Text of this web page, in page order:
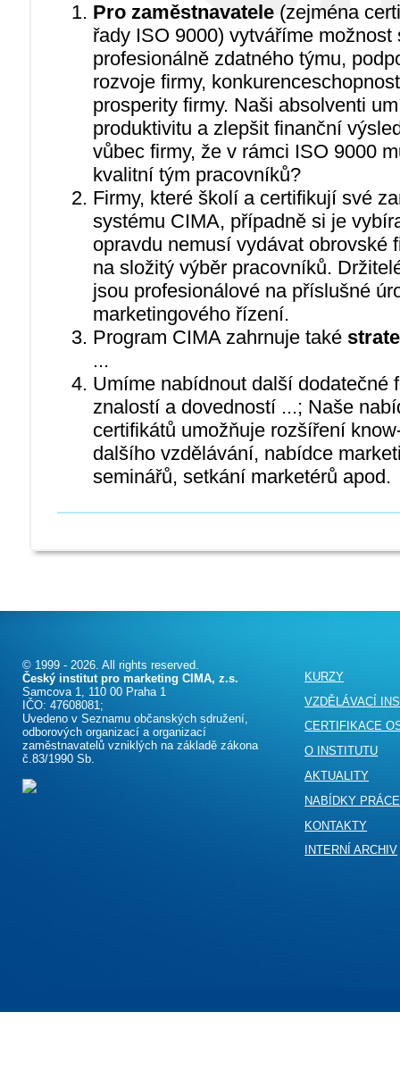
Pro zaměstnavatele(zejména
řady ISO 9000) vytváříme možnost
profesionálně zdatného týmu,
rozvoje firmy,
prosperity firmy. Naši absolventi
produktivitu a zlepšit finanční
vůbec firmy, že v rámci ISO 9000
kvalitní tým pracovníků?
Firmy, které školí a certifikují své
systému CIMA, případně si je
opravdu nemusí vydávat obrovské
na složitý výběr pracovníků.
jsou profesionálové na příslušné
marketingového řízení.
Program CIMA zahrnuje také
...
Umíme nabídnout další dodatečné
znalostí a dovedností ...; Naše
certifikátů umožňuje rozšíření
dalšího vzdělávání, nabídce
seminářů, setkání marketérů apod.
© 1999 - 2026. All rights reserved.
Český institut pro marketing CIMA, z.s.
Samcova 1, 110 00 Praha 1
IČO: 47608081;
Uvedeno v Seznamu občanských sdružení,
odborových organizací a organizací
zaměstnavatelů vzniklých na základě zákona
č.83/1990 Sb.
KURZY
VZDĚLÁVACÍ
CERTIFIKACE
O INSTITUTU
AKTUALITY
NABÍDKY PRÁCE
KONTAKTY
INTERNÍ ARCHIV